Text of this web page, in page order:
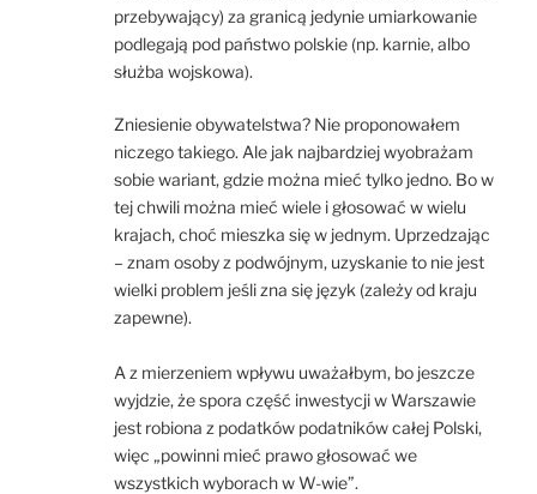
przebywający) za granicą jedynie umiarkowanie
podlegają pod państwo polskie (np. karnie, albo
służba wojskowa).
Zniesienie obywatelstwa? Nie proponowałem
niczego takiego. Ale jak najbardziej wyobrażam
sobie wariant, gdzie można mieć tylko jedno. Bo w
tej chwili można mieć wiele i głosować w wielu
krajach, choć mieszka się w jednym. Uprzedzając
– znam osoby z podwójnym, uzyskanie to nie jest
wielki problem jeśli zna się język (zależy od kraju
zapewne).
A z mierzeniem wpływu uważałbym, bo jeszcze
wyjdzie, że spora część inwestycji w Warszawie
jest robiona z podatków podatników całej Polski,
więc „powinni mieć prawo głosować we
wszystkich wyborach w W-wie”.